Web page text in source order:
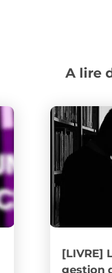
A lire
[LIVRE]
gestion